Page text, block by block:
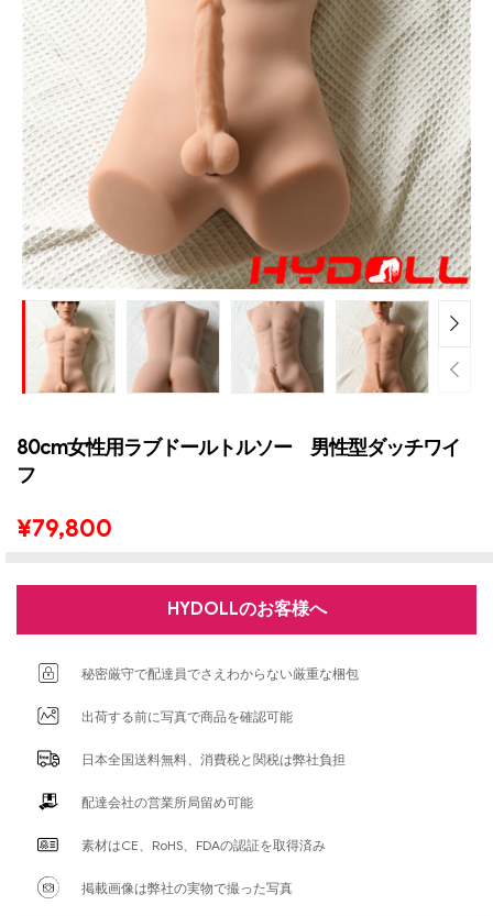
80cm女性用ラブドールトルソー 男性型ダッチワイ
フ
¥79,800
HYDOLLのお客様へ
秘密厳守で配達員でさえわからない厳重な梱包
出荷する前に写真で商品を確認可能
日本全国送料無料、消費税と関税は弊社負担
配達会社の営業所局留め可能
素材はCE、RoHS、FDAの認証を取得済み
掲載画像は弊社の実物で撮った写真